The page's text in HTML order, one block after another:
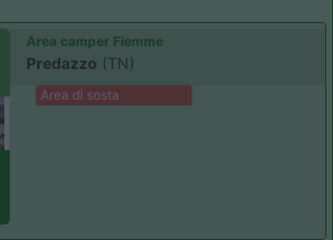
Area camper Fiemme
Predazzo (TN)
Area di sosta